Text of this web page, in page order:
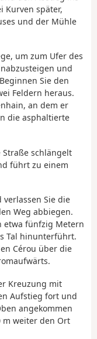
Kurven später,
und der Mühle
um zum Ufer des
und
Sie den
Feldern heraus.
an dem er
die asphaltierte
Straße schlängelt
führt zu einem
verlassen Sie die
Weg abbiegen.
etwa fünfzig Metern
Tal hinunterführt.
Cérou über die
Kreuzung mit
Aufstieg fort und
angekommen
m weiter den Ort